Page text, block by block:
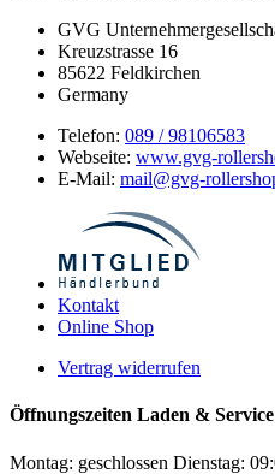
GVG
Kreuzstrasse 16
85622 Feldkirchen
Germany
Telefon: 089 / 98106583
Webseite: www.gvg-
E-Mail: mail@gvg-
Kontakt
Online Shop
Vertrag widerrufen
Öffnungszeiten Laden &
Montag: geschlossen Dienstag: